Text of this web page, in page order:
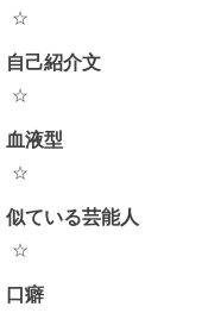
☆
自己紹介文
☆
血液型
☆
似ている芸能人
☆
口癖